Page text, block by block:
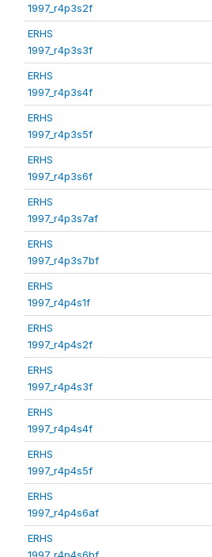
1997_r4p3s2f
ERHS
1997_r4p3s3f
ERHS
1997_r4p3s4f
ERHS
1997_r4p3s5f
ERHS
1997_r4p3s6f
ERHS
1997_r4p3s7af
ERHS
1997_r4p3s7bf
ERHS
1997_r4p4s1f
ERHS
1997_r4p4s2f
ERHS
1997_r4p4s3f
ERHS
1997_r4p4s4f
ERHS
1997_r4p4s5f
ERHS
1997_r4p4s6af
ERHS
1997_r4p4s6bf